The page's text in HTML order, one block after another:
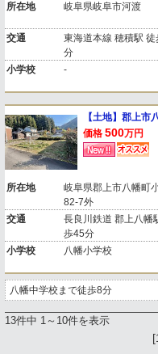
所在地 岐阜県岐阜市河渡
交通
東海道本線 穂積駅
分
小学校 -
【土地】郡上
価格 500万円
所在地
岐阜県郡上市八幡町
82-7外
交通
長良川鉄道 郡上八幡
歩45分
小学校 八幡小学校
八幡中学校まで徒歩8分
13件中 1～10件を表示